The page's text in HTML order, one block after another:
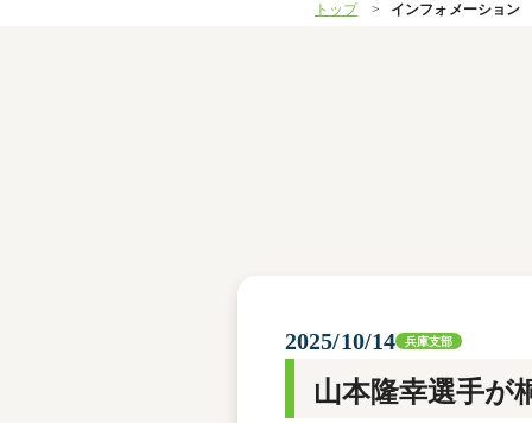
トップ インフォメーション
2025/10/14 兵庫支部
山本隆幸選手が